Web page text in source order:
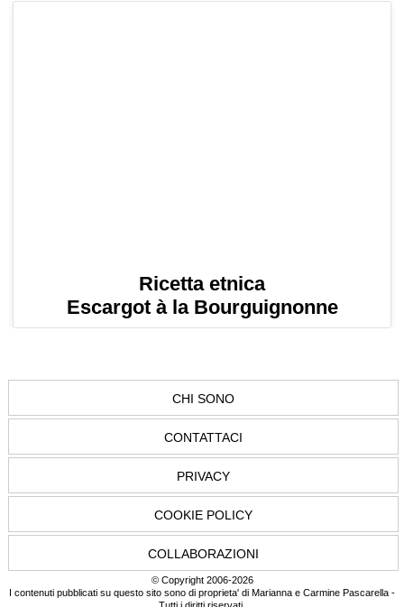
Ricetta etnica
Escargot à la Bourguignonne
CHI SONO
CONTATTACI
PRIVACY
COOKIE POLICY
COLLABORAZIONI
© Copyright 2006-2026
I contenuti pubblicati su questo sito sono di proprieta' di Marianna e Carmine Pascarella -